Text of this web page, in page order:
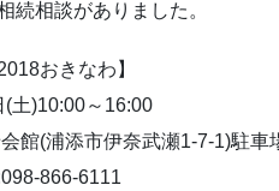
続相談がありました。
おきなわ】
(土)10:00～16:00
館(浦添市伊奈武瀬1-7-1)駐車
866-6111